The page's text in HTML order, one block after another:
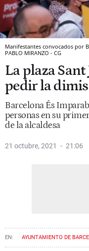
Manifestantes convocados por
PABLO MIRANZO - CG
La plaza
pedir la
Barcelona És
personas en su
de la alcaldesa
21 octubre, 2021 21:06
AYUNTAMIENTO DE